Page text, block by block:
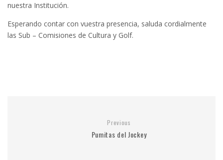
nuestra Institución.
Esperando contar con vuestra presencia, saluda cordialmente
las Sub – Comisiones de Cultura y Golf.
Previous
Pumitas del Jockey